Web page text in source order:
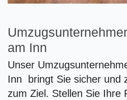
am Inn
Unser
Inn bringt Sie sicher und
zum Ziel. Stellen Sie Ihre